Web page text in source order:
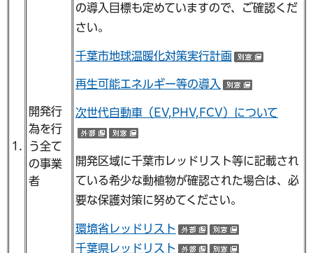
1.
開発行
為を行
う全て
の事業
者
の導入目標も定めていますので、ご確認くだ
さい。
千葉市地球温暖化対策実行計画
再生可能エネルギー等の導入
次世代自動車（EV,PHV,FCV）について
（外部サイトへリンク）
開発区域に千葉市レッドリスト等に記載され
ている希少な動植物が確認された場合は、必
要な保護対策に努めてください。
環境省レッドリスト
（外部サイトへリン
千葉県レッドリスト